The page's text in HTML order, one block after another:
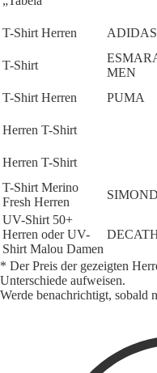
T-Shirt Herren ADIDAS
T-Shirt
MEN
T-Shirt Herren PUMA
Herren T-Shirt
Herren T-Shirt
T-Shirt Merino
Fresh Herren
SIMOND
UV-Shirt 50+
Herren oder UV-
Shirt Malou Damen
* Der Preis der gezeigten
Unterschiede aufweisen.
Werde benachrichtigt, sobald